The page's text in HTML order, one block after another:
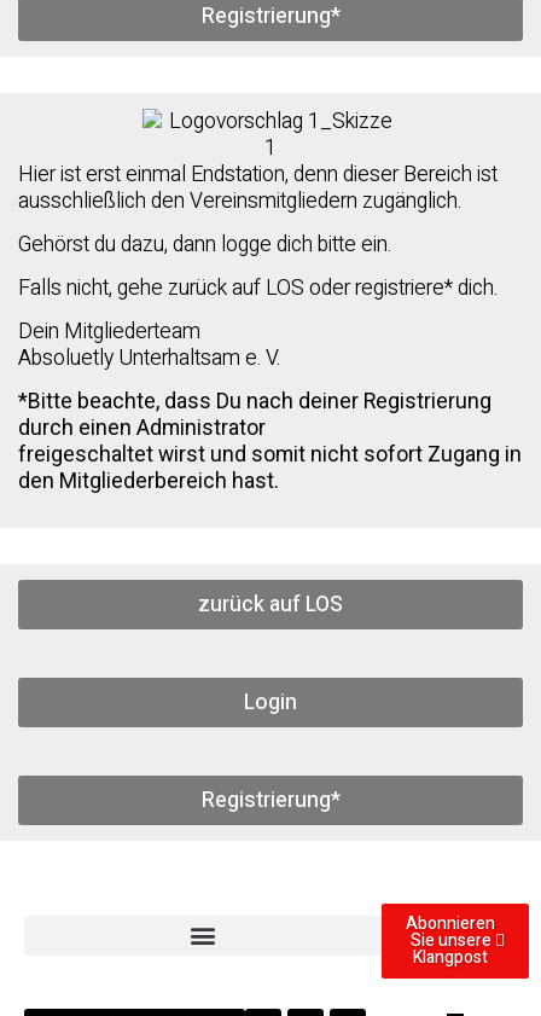
Registrierung*
Hier ist erst einmal Endstation, denn dieser Bereich ist
ausschließlich den Vereinsmitgliedern zugänglich.
Gehörst du dazu, dann logge dich bitte ein.
Falls nicht, gehe zurück auf LOS oder registriere* dich.
Dein Mitgliederteam
Absoluetly Unterhaltsam e. V.
*Bitte beachte, dass Du nach deiner Registrierung
durch einen Administrator
freigeschaltet wirst und somit nicht sofort Zugang in
den Mitgliederbereich hast.
zurück auf LOS
Login
Registrierung*
Abonnieren
Sie unsere
Klangpost